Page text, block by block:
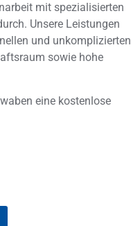
mit spezialisierten
Unsere Leistungen
und unkomplizierten
sowie hohe
eine kostenlose